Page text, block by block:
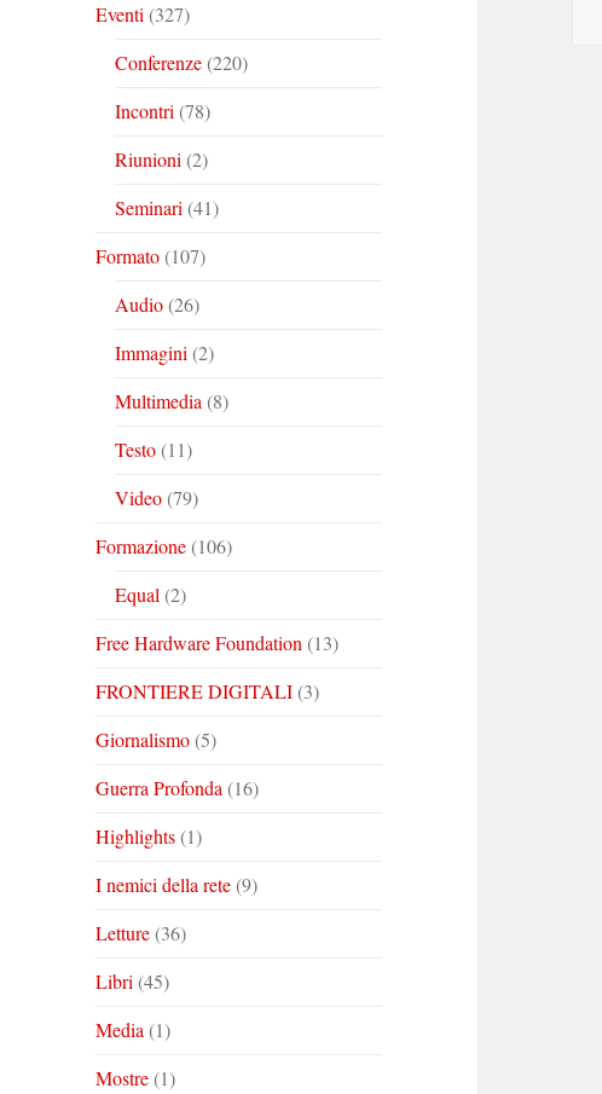
Eventi (327)
Conferenze(220)
Incontri (78)
Riunioni (2)
Seminari (41)
Formato(107)
Audio(26)
Immagini (2)
Multimedia (8)
Testo(11)
Video(79)
Formazione(106)
Equal (2)
Free Hardware Foundation (13)
FRONTIERE DIGITALI(3)
Giornalismo(5)
Guerra Profonda (16)
Highlights(1)
I nemici della rete(9)
Letture(36)
Libri (45)
Media (1)
Mostre(1)